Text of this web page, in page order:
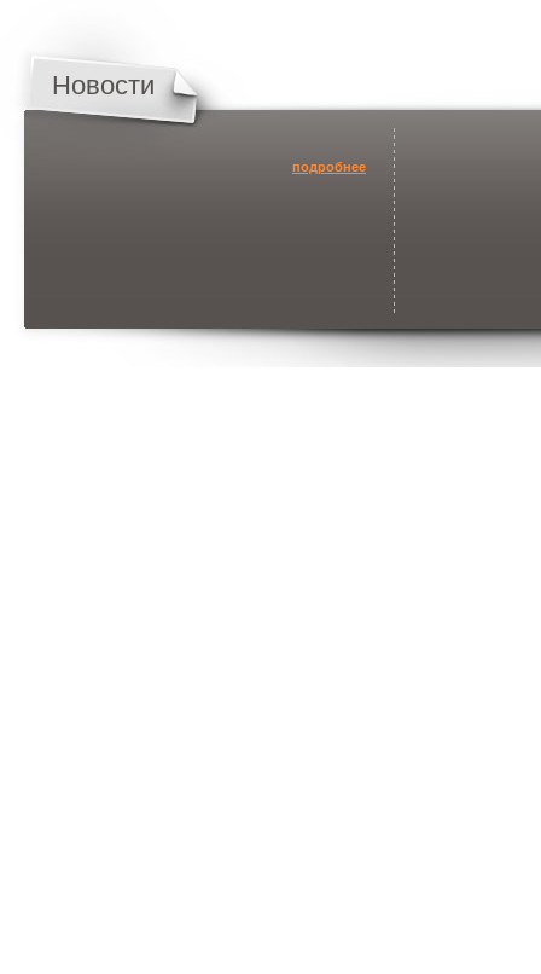
Новости
подробнее